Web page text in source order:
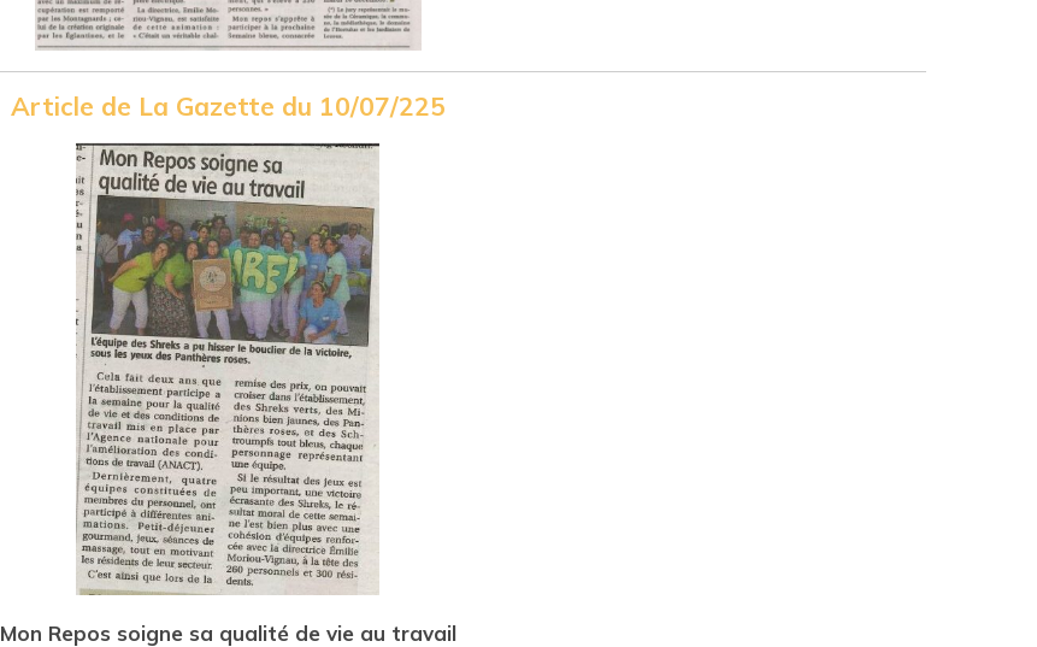
Article de La Gazette du 10/07/225
Mon Repos soigne sa qualité de vie au travail